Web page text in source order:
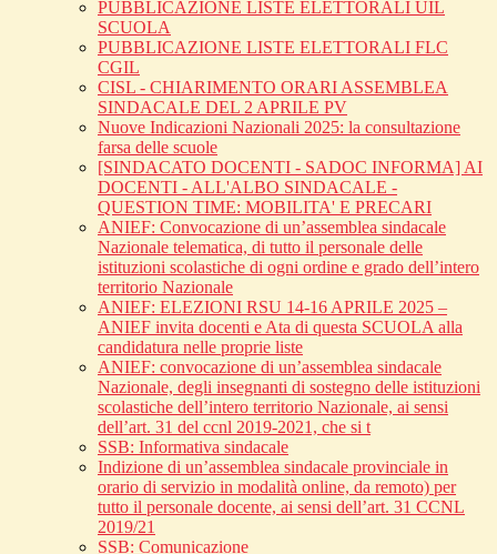
PUBBLICAZIONE LISTE ELETTORALI UIL
SCUOLA
PUBBLICAZIONE LISTE ELETTORALI FLC
CGIL
CISL - CHIARIMENTO ORARI ASSEMBLEA
SINDACALE DEL 2 APRILE PV
Nuove Indicazioni Nazionali 2025: la consultazione
farsa delle scuole
[SINDACATO DOCENTI - SADOC INFORMA] AI
DOCENTI - ALL'ALBO SINDACALE -
QUESTION TIME: MOBILITA' E PRECARI
ANIEF: Convocazione di un’assemblea sindacale
Nazionale telematica, di tutto il personale delle
istituzioni scolastiche di ogni ordine e grado dell’intero
territorio Nazionale
ANIEF: ELEZIONI RSU 14-16 APRILE 2025 –
ANIEF invita docenti e Ata di questa SCUOLA alla
candidatura nelle proprie liste
ANIEF: convocazione di un’assemblea sindacale
Nazionale, degli insegnanti di sostegno delle istituzioni
scolastiche dell’intero territorio Nazionale, ai sensi
dell’art. 31 del ccnl 2019-2021, che si t
SSB: Informativa sindacale
Indizione di un’assemblea sindacale provinciale in
orario di servizio in modalità online, da remoto) per
tutto il personale docente, ai sensi dell’art. 31 CCNL
2019/21
SSB: Comunicazione